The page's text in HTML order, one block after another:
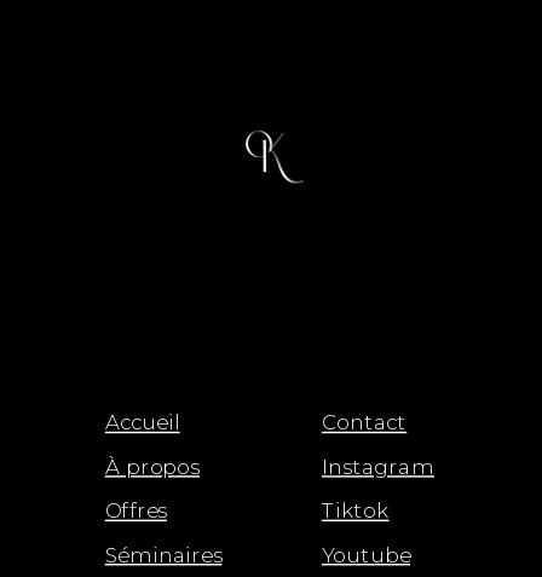
Accueil
À propos
Offres
Séminaires
Contact
Instagram
Tiktok
Youtube